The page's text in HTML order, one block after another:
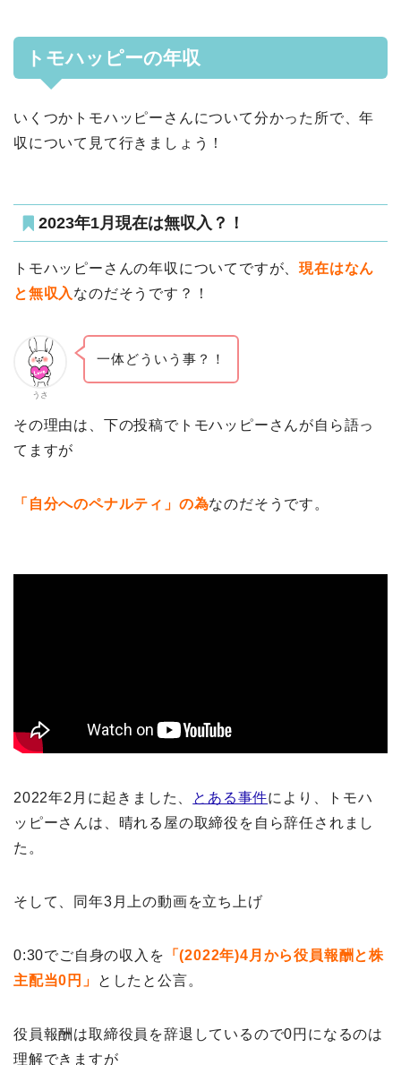
トモハッピーの年収
いくつかトモハッピーさんについて分かった所で、年
収について見て行きましょう！
2023年1月現在は無収入？！
トモハッピーさんの年収についてですが、現在はなん
と無収入 なのだそうです？！
うさ
一体どういう事？！
その理由は、下の投稿でトモハッピーさんが自ら語っ
てますが
「自分へのペナルティ」の為なのだそうです。
2022年2月に起きました、 とある事件により、トモハ
ッピーさんは、晴れる屋の取締役を自ら辞任されまし
た。
そして、同年3月上の動画を立ち上げ
0:30でご自身の収入を 「(2022年)4月から役員報酬と株
主配当0円」
としたと公言。
役員報酬は取締役員を辞退しているので0円になるのは
理解できますが